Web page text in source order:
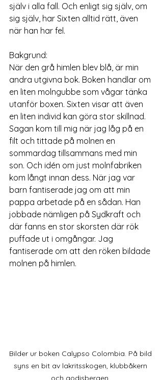
själv i alla fall. Och enligt sig själv, om
sig själv, har Sixten alltid rätt, även
när han har fel.
Bakgrund:
När den grå himlen blev blå, är min
andra utgivna bok. Boken handlar om
en liten molngubbe som vågar tänka
utanför boxen. Sixten visar att även
en liten individ kan göra stor skillnad.
Sagan kom till mig när jag låg på en
filt och tittade på molnen en
sommardag tillsammans med min
son. Och idén om just molnfabriken
kom långt innan dess. När jag var
barn fantiserade jag om att min
pappa arbetade på en sådan. Han
jobbade nämligen på Sydkraft och
där fanns en stor skorsten där rök
puffade ut i omgångar. Jag
fantiserade om att den röken bildade
molnen på himlen.
Bilder ur boken Calypso Colombia. På bild
syns en bit av lakritsskogen, klubbåkern
och godisbergen.